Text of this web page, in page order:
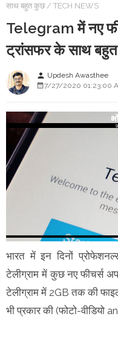
साथ बहुत कुछ / TECH NEWS
Telegram में नए
ट्रांसफर के साथ
person Updesh Awasthee
7/27/2020 01:23:00
भारत में इन दिनों
टेलीग्राम में कुछ नए फीचर्स
टेलीग्राम में 2GB तक की
भी प्रकार की (फोटो-वीडियो